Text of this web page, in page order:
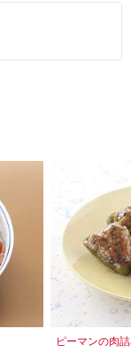
ピーマンの肉